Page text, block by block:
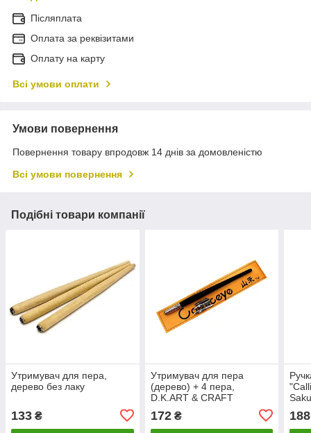
Післяплата
Оплата за реквізитами
Оплату на карту
Всі умови оплати
Умови повернення
Повернення товару впродовж 14 днів за домовленістю
Всі умови повернення
Подібні товари компанії
Утримувач для пера,
дерево без лаку
133 ₴
Утримувач для пера
(дерево) + 4 пера,
D.K.ART & CRAFT
172₴ 188